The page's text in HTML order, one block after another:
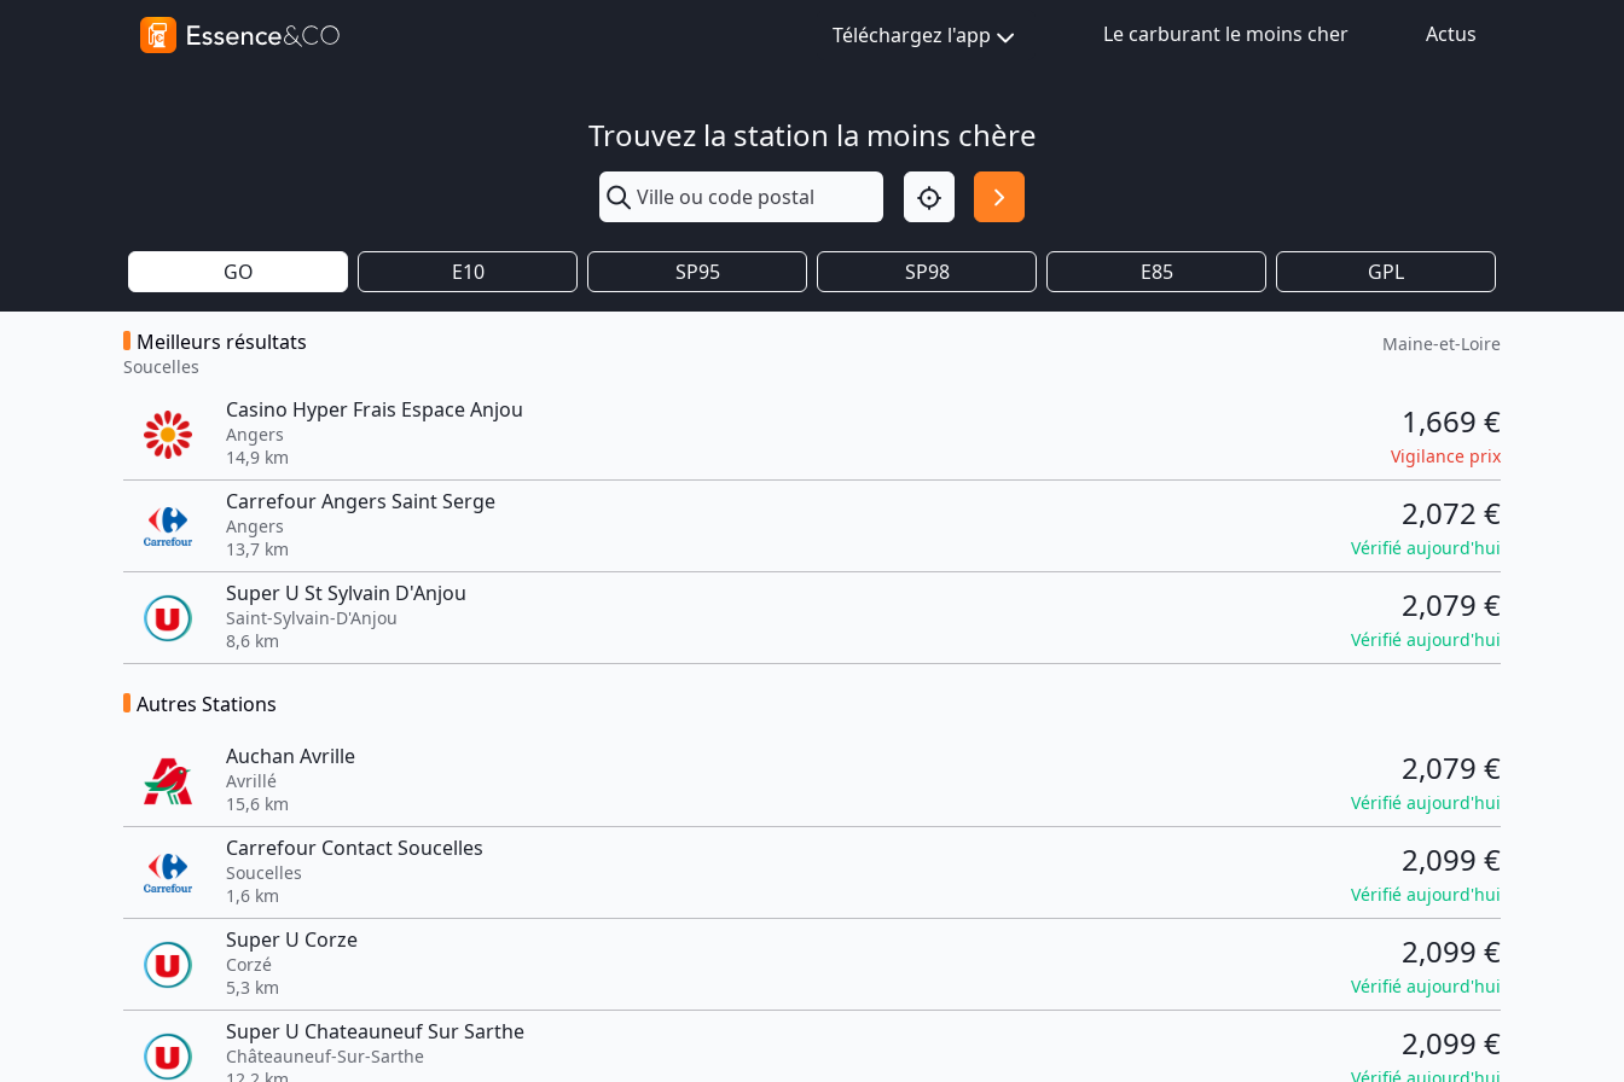
Téléchargez l'app Le carburant le moins cher Actus
Trouvez la station la moins chère
GO E10 SP95 SP98 E85 GPL
Meilleurs résultats
Soucelles
Maine-et-Loire
Casino Hyper Frais Espace Anjou
Angers
14,9 km
1,669 €
Vigilance prix
Carrefour Angers Saint Serge
Angers
13,7 km
2,072 €
Vérifié aujourd'hui
Super U St Sylvain D'Anjou
Saint-Sylvain-D'Anjou
8,6 km
2,079 €
Vérifié aujourd'hui
Autres Stations
Auchan Avrille
Avrillé
15,6 km
2,079 €
Vérifié aujourd'hui
Carrefour Contact Soucelles
Soucelles
1,6 km
2,099 €
Vérifié aujourd'hui
Super U Corze
Corzé
5,3 km
2,099 €
Vérifié aujourd'hui
Super U Chateauneuf Sur Sarthe
Châteauneuf-Sur-Sarthe
2,099 €